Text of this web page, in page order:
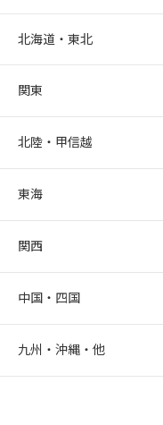
北海道・東北
関東
北陸・甲信越
東海
関西
中国・四国
九州・沖縄・他